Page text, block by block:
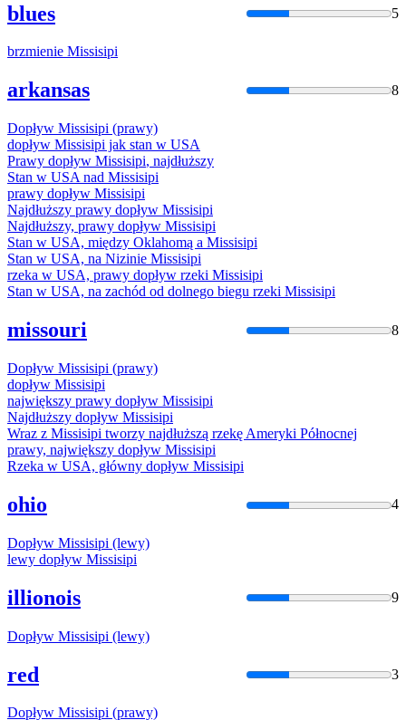
blues 5
brzmienie Missisipi
arkansas 8
Dopływ Missisipi (prawy)
dopływ Missisipi jak stan w USA
Prawy dopływ Missisipi, najdłuższy
Stan w USA nad Missisipi
prawy dopływ Missisipi
Najdłuższy prawy dopływ Missisipi
Najdłuższy, prawy dopływ Missisipi
Stan w USA, między Oklahomą a Missisipi
Stan w USA, na Nizinie Missisipi
rzeka w USA, prawy dopływ rzeki Missisipi
Stan w USA, na zachód od dolnego biegu rzeki Missisipi
missouri 8
Dopływ Missisipi (prawy)
dopływ Missisipi
największy prawy dopływ Missisipi
Najdłuższy dopływ Missisipi
Wraz z Missisipi tworzy najdłuższą rzekę Ameryki Północnej
prawy, największy dopływ Missisipi
Rzeka w USA, główny dopływ Missisipi
ohio 4
Dopływ Missisipi (lewy)
lewy dopływ Missisipi
illionois 9
Dopływ Missisipi (lewy)
red 3
Dopływ Missisipi (prawy)